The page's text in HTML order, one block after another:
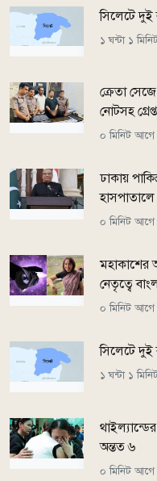
সিলেটে দুই
১ ঘন্টা ১
ক্রেতা
নোটসহ
০ মিনিট আগে
ঢাকায়
হাসপাতালে
০ মিনিট আগে
মহাকাশের
নেতৃত্বে
০ মিনিট আগে
সিলেটে দুই
১ ঘন্টা ১
অন্তত ৬
০ মিনিট আগে